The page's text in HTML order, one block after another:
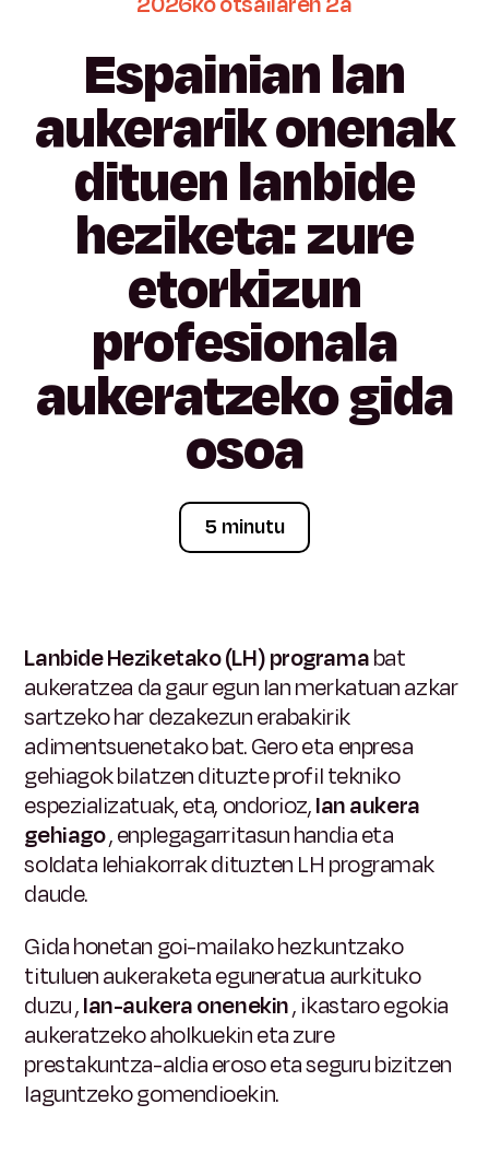
Espainianlan
aukerarikonenak
dituenlanbide
heziketa:zure
etorkizun
profesionala
aukeratzekogida
osoa
5 minutu
Lanbide Heziketako (LH) programabat
aukeratzea da gaur egun lan merkatuan azkar
sartzeko har dezakezun erabakirik
adimentsuenetako bat. Gero eta enpresa
gehiagok bilatzen dituzte profil tekniko
espezializatuak, eta, ondorioz,lan aukera
gehiago, enplegagarritasun handia eta
soldata lehiakorrak dituzten LH programak
daude.
Gida honetan goi-mailako hezkuntzako
tituluen aukeraketa eguneratua aurkituko
duzu,lan-aukera onenekin, ikastaro egokia
aukeratzeko aholkuekin eta zure
prestakuntza-aldia eroso eta seguru bizitzen
laguntzeko gomendioekin.